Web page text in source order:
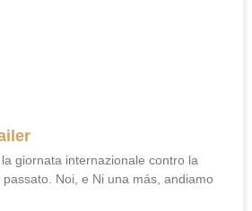
giornata internazionale contro la
Noi, e Ni una más, andiamo